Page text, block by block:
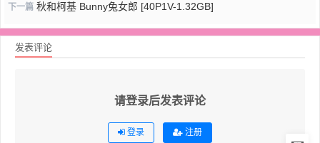
下一篇 秋和柯基 Bunny兔女郎 [40P1V-1.32GB]
发表评论
请登录后发表评论
登录 注册